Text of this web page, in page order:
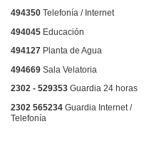
494350 Telefonía / Internet
494045 Educación
494127 Planta de Agua
494669 Sala Velatoria
2302 - 529353 Guardia 24 horas
2302 565234 Guardia Internet /
Telefonía